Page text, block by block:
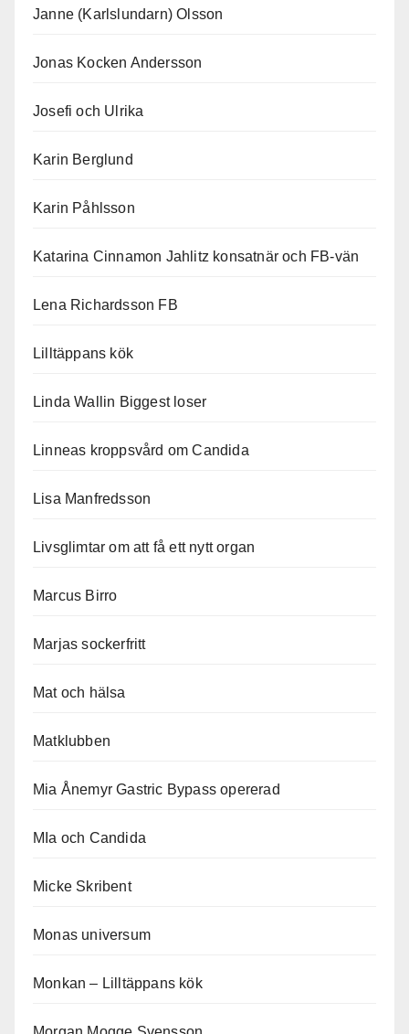
Janne (Karlslundarn) Olsson
Jonas Kocken Andersson
Josefi och Ulrika
Karin Berglund
Karin Påhlsson
Katarina Cinnamon Jahlitz konsatnär och FB-vän
Lena Richardsson FB
Lilltäppans kök
Linda Wallin Biggest loser
Linneas kroppsvård om Candida
Lisa Manfredsson
Livsglimtar om att få ett nytt organ
Marcus Birro
Marjas sockerfritt
Mat och hälsa
Matklubben
Mia Ånemyr Gastric Bypass opererad
MIa och Candida
Micke Skribent
Monas universum
Monkan – Lilltäppans kök